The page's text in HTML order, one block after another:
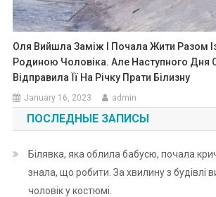
Оля Вийшла Заміж І Почала Жити Разом
Родиною Чоловіка. Але Наступного Дня
Відправила Її На Річку Прати Білизну
January 16, 2023 admin
ПОСЛЕДНЫЕ ЗАПИСЫ
Білявка, яка облила бабусю, почала
знала, що робити. За хвилину з будівлі
чоловік у костюмі.